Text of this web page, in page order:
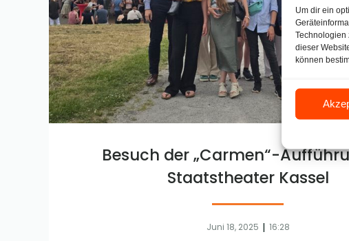
Um dir ein
Technologien
dieser
können
Besuch der „Carmen“-
Staatstheater Kassel
Juni 18, 2025 | 16:28